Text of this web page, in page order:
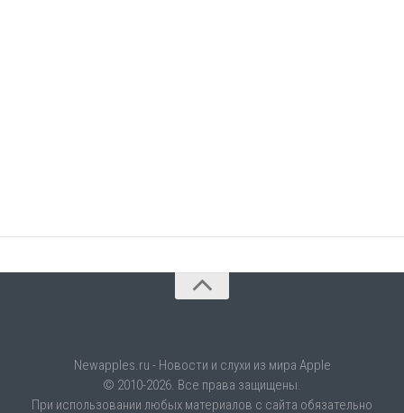
Newapples.ru - Новости и слухи из мира Apple
© 2010-2026. Все права защищены.
При использовании любых материалов с сайта обязательно